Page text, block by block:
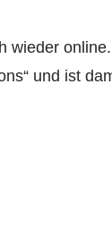
wieder
und ist